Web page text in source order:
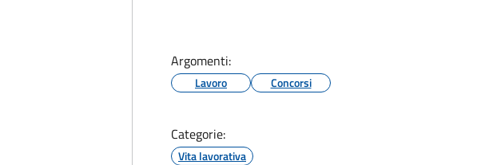
Argomenti:
Lavoro Concorsi
Categorie:
Vita lavorativa